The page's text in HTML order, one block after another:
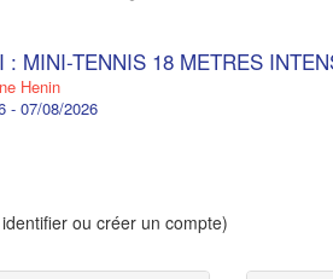
: MINI-TENNIS 18 METRES
Henin
- 07/08/2026
ou créer un compte)